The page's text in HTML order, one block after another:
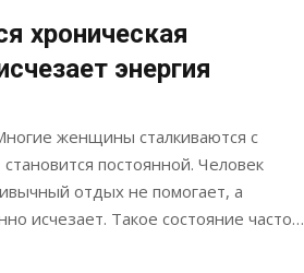
хроническая
энергия
женщины сталкиваются с
постоянной. Человек
отдых не помогает, а
исчезает. Такое состояние часто…